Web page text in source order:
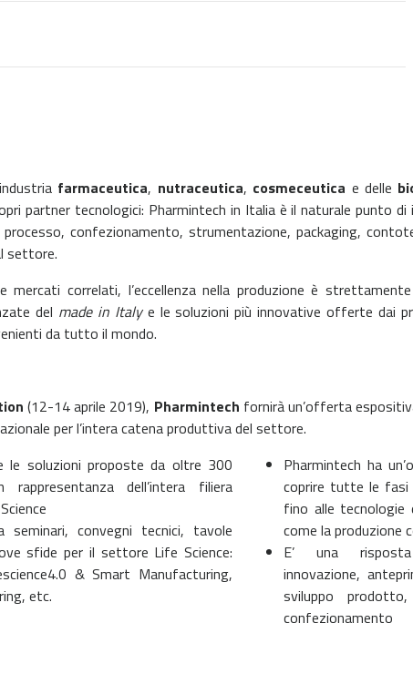
farmaceutica, nutraceutica, cosmeceutica e delle
partner tecnologici: Pharmintech in Italia è il naturale punto
confezionamento, strumentazione, packaging,
settore.
mercati correlati, l’eccellenza nella produzione è
del made in Italye le soluzioni più innovative offerte dai
da tutto il mondo.
(12-14 aprile 2019), Pharmintech fornirà un’offerta
per l’intera catena produttiva del settore.
le soluzioni proposte da oltre 300
dell’intera filiera
seminari, convegni tecnici, tavole
sfide per il settore Life Science:
& Smart Manufacturing,
etc.
Pharmintech ha
coprire tutte le fasi
fino alle
come la produzione
E’ una
innovazione,
sviluppo
confezionamento